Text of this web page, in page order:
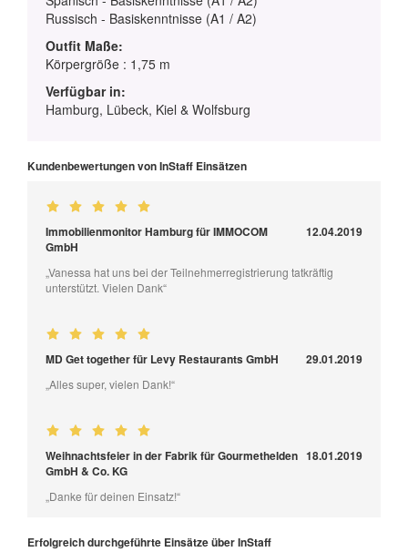
Russisch - Basiskenntnisse (A1 / A2)
Outfit Maße:
Körpergröße : 1,75 m
Verfügbar in:
Hamburg, Lübeck, Kiel & Wolfsburg
Kundenbewertungen von InStaff Einsätzen
Immobilienmonitor Hamburg für IMMOCOM
GmbH
12.04.2019
„Vanessa hat uns bei der Teilnehmerregistrierung tatkräftig
unterstützt. Vielen Dank“
MD Get together für Levy Restaurants GmbH 29.01.2019
„Alles super, vielen Dank!“
Weihnachtsfeier in der Fabrik für Gourmethelden
GmbH & Co. KG
18.01.2019
„Danke für deinen Einsatz!“
Erfolgreich durchgeführte Einsätze über InStaff